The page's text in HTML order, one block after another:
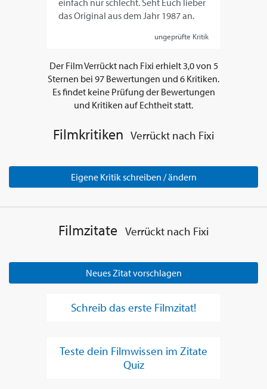
das Original aus dem Jahr 1987 an.
ungeprüfte Kritik
Der FilmVerrückt nach Fixi erhielt 3,0von 5
Sternen bei 97 Bewertungen und 6 Kritiken.
Es findet keine Prüfung der Bewertungen
und Kritiken auf Echtheit statt.
Filmkritiken Verrückt nach Fixi
Eigene Kritik schreiben / ändern
Filmzitate Verrückt nach Fixi
Neues Zitat vorschlagen
Schreib das erste Filmzitat!
Teste dein Filmwissen im Zitate
Quiz